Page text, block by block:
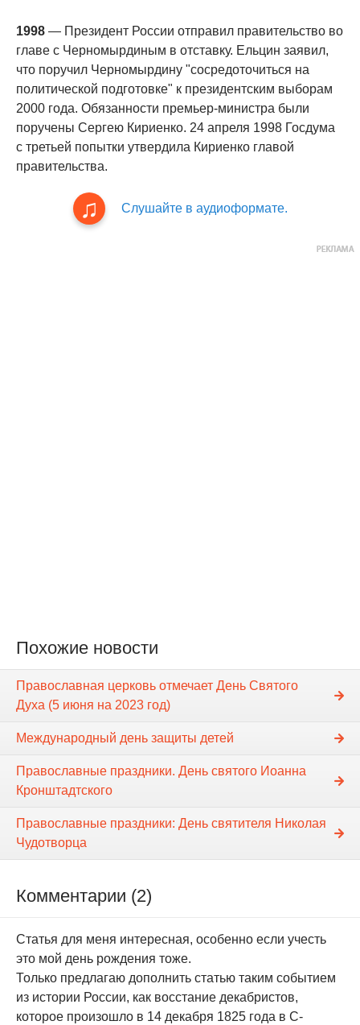
1998 — Президент России отправил правительство во
главе с Черномырдиным в отставку. Ельцин заявил,
что поручил Черномырдину "сосредоточиться на
политической подготовке" к президентским выборам
2000 года. Обязанности премьер-министра были
поручены Сергею Кириенко. 24 апреля 1998 Госдума
с третьей попытки утвердила Кириенко главой
правительства.
Слушайте в аудиоформате.
Похожие новости
Православная церковь отмечает День Святого
Духа (5 июня на 2023 год)
Международный день защиты детей
Православные праздники. День святого Иоанна
Кронштадтского
Православные праздники: День святителя Николая
Чудотворца
Комментарии (2)
Статья для меня интересная, особенно если учесть
это мой день рождения тоже.
Только предлагаю дополнить статью таким событием
из истории России, как восстание декабристов,
которое произошло в 14 декабря 1825 года в С-